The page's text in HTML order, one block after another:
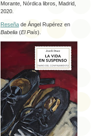
Morante, Nórdica libros, Madrid,
2020.
Reseña de Ángel Rupérez en
Babelia (El País).